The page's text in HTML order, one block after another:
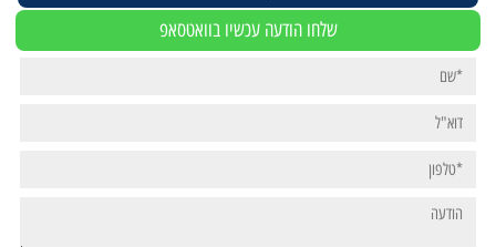
שלחו הודעה עכשיו בוואטסאפ